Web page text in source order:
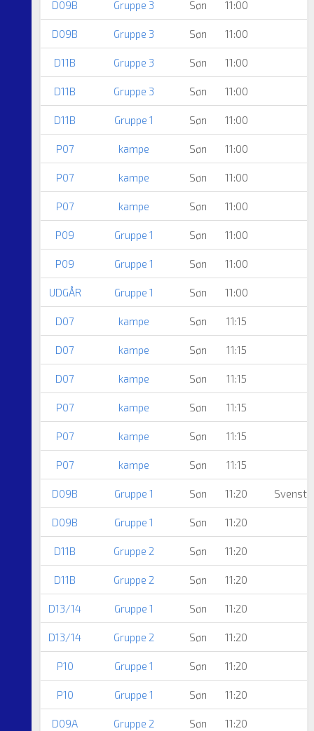
D09B Gruppe 3 Søn 11:00
D09B Gruppe 3 Søn 11:00
D11B Gruppe 3 Søn 11:00
D11B Gruppe 3 Søn 11:00
D11B Gruppe 1 Søn 11:00
P07 kampe Søn 11:00
P07 kampe Søn 11:00
P07 kampe Søn 11:00
P09 Gruppe 1 Søn 11:00
P09 Gruppe 1 Søn 11:00
UDGÅR Gruppe 1 Søn 11:00
D07 kampe Søn 11:15
D07 kampe Søn 11:15
D07 kampe Søn 11:15
P07 kampe Søn 11:15
P07 kampe Søn 11:15
P07 kampe Søn 11:15
D09B Gruppe 1 Søn 11:20
D09B Gruppe 1 Søn 11:20
D11B Gruppe 2 Søn 11:20
D11B Gruppe 2 Søn 11:20
D13/14 Gruppe 1 Søn 11:20
D13/14 Gruppe 2 Søn 11:20
P10 Gruppe 1 Søn 11:20
P10 Gruppe 1 Søn 11:20
D09A Gruppe 2 Søn 11:20